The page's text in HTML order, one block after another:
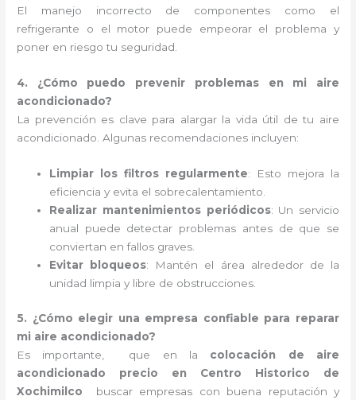
El manejo incorrecto de componentes como el
refrigerante o el motor puede empeorar el problema y
poner en riesgo tu seguridad.
4. ¿Cómo puedo prevenir problemas en mi aire
acondicionado?
La prevención es clave para alargar la vida útil de tu aire
acondicionado. Algunas recomendaciones incluyen:
Limpiar los filtros regularmente: Esto mejora la
eficiencia y evita el sobrecalentamiento.
Realizar mantenimientos periódicos: Un servicio
anual puede detectar problemas antes de que se
conviertan en fallos graves.
Evitar bloqueos: Mantén el área alrededor de la
unidad limpia y libre de obstrucciones.
5. ¿Cómo elegir una empresa confiable para reparar
mi aire acondicionado?
Es importante, que en la colocación de aire
acondicionado precio en Centro Historico de
Xochimilco
buscar empresas con buena reputación y